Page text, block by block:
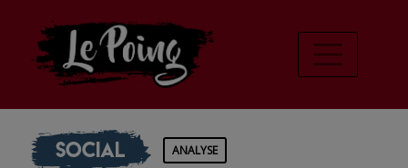
Social ANALYSE